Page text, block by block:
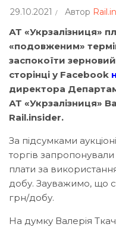
29.10.2021 Автор
АТ «Укрзалізниця»
«подовженим»
заспокоїти
сторінці у Facebook
директора
АТ «Укрзалізниця»
Rail.insider.
За підсумками
торгів
плати за
добу. Зауважимо, що
грн/добу.
На думку Валерія